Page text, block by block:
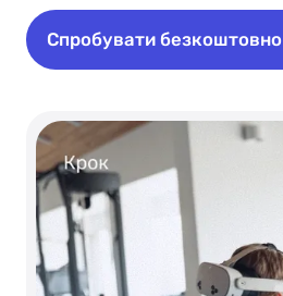
Спробувати безкоштовно